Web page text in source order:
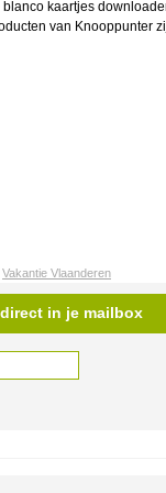
kaartjes
van Knooppunter
Vakantie Vlaanderen
in je mailbox